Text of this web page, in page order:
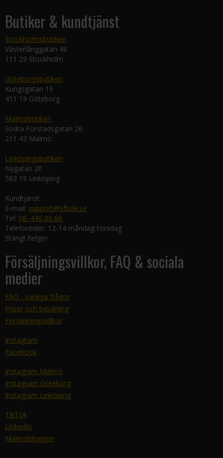
Butiker & kundtjänst
Stockholmsbutiken
Västerlånggatan 48
111 29 Stockholm
Göteborgsbutiken
Kungsgatan 19
411 19 Göteborg
Malmöbutiken
Södra Förstadsgatan 26
211 43 Malmö
Linköpingsbutiken
Nygatan 20
582 19 Linköping
Kundtjänst
E-mail: support@sfbok.se
Tel: 08–440 00 66
Telefontider: 12-14 måndag-torsdag
Stängt helger
Försäljningsvillkor, FAQ & sociala
medier
FAQ - vanliga frågor
Priser och betalning
Försäljningsvillkor
Instagram
Facebook
Instagram Malmö
Instagram Göteborg
Instagram Linköping
TikTok
LinkedIn
Malmöbloggen